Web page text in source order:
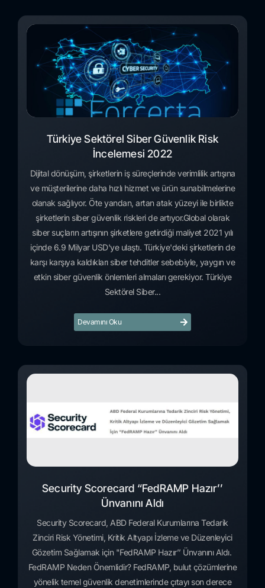
Türkiye Sektörel Siber Güvenlik Risk
İncelemesi 2022
Dijital dönüşüm, şirketlerin iş süreçlerinde verimlilik artışına
ve müşterilerine daha hızlı hizmet ve ürün sunabilmelerine
olanak sağlıyor. Öte yandan, artan atak yüzeyi ile birlikte
şirketlerin siber güvenlik riskleri de artıyor.Global olarak
siber suçların artışının şirketlere getirdiği maliyet 2021 yılı
içinde 6.9 Milyar USD'ye ulaştı. Türkiye'deki şirketlerin de
karşı karşıya kaldıkları siber tehditler sebebiyle, yaygın ve
etkin siber güvenlik önlemleri almaları gerekiyor. Türkiye
Sektörel Siber...
Devamını Oku
Security Scorecard “FedRAMP Hazır’’
Ünvanını Aldı
Security Scorecard, ABD Federal Kurumlarına Tedarik
Zinciri Risk Yönetimi, Kritik Altyapı İzleme ve Düzenleyici
Gözetim Sağlamak için "FedRAMP Hazır’’ Ünvanını Aldı.
FedRAMP Neden Önemlidir? FedRAMP, bulut çözümlerine
yönelik temel güvenlik denetimlerinde çıtayı son derece